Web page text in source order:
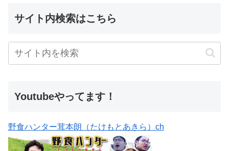
サイト内検索はこちら
Youtubeやってます！
野食ハンター茸本朗（たけもとあきら）ch